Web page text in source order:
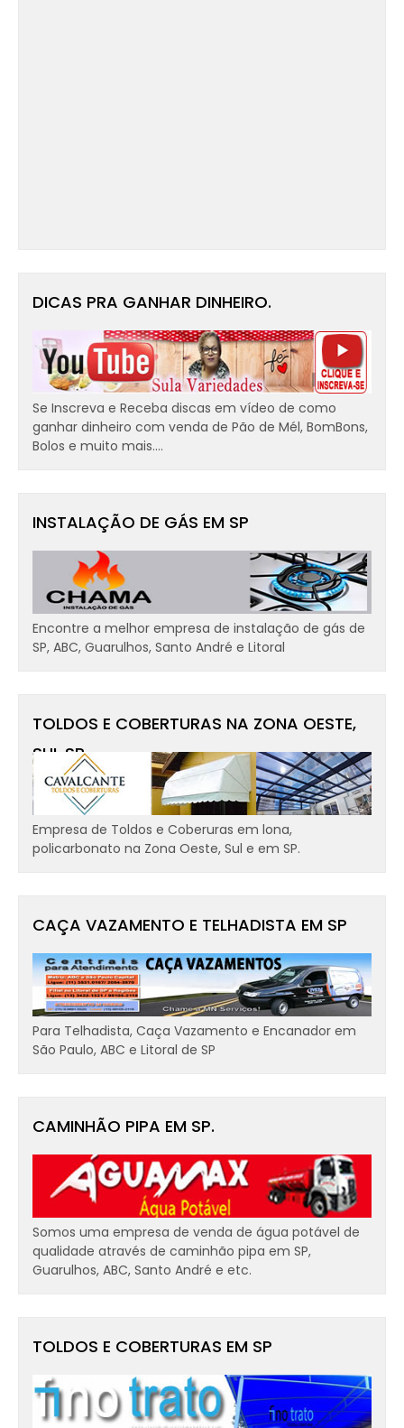
DICAS PRA GANHAR DINHEIRO.
Se Inscreva e Receba discas em vídeo de como
ganhar dinheiro com venda de Pão de Mél, BomBons,
Bolos e muito mais....
INSTALAÇÃO DE GÁS EM SP
Encontre a melhor empresa de instalação de gás de
SP, ABC, Guarulhos, Santo André e Litoral
TOLDOS E COBERTURAS NA ZONA OESTE,
SUL SP
Empresa de Toldos e Coberuras em lona,
policarbonato na Zona Oeste, Sul e em SP.
CAÇA VAZAMENTO E TELHADISTA EM SP
Para Telhadista, Caça Vazamento e Encanador em
São Paulo, ABC e Litoral de SP
CAMINHÃO PIPA EM SP.
Somos uma empresa de venda de água potável de
qualidade através de caminhão pipa em SP,
Guarulhos, ABC, Santo André e etc.
TOLDOS E COBERTURAS EM SP